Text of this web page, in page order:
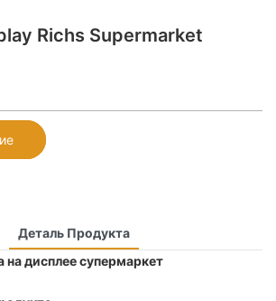
Richs Supermarket
Деталь Продукта
на дисплее супермаркет